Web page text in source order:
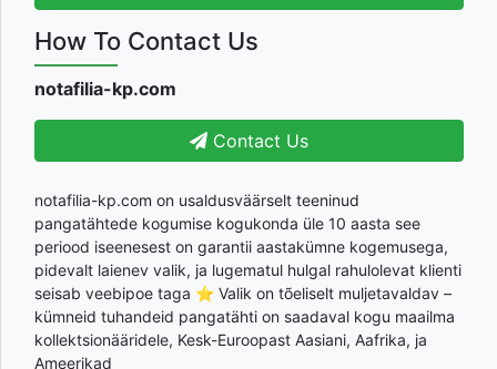
How To Contact Us
notafilia-kp.com
Contact Us
notafilia-kp.com on usaldusväärselt teeninud
pangatähtede kogumise kogukonda üle 10 aasta see
periood iseenesest on garantii aastakümne kogemusega,
pidevalt laienev valik, ja lugematul hulgal rahulolevat klienti
seisab veebipoe taga ⭐ Valik on tõeliselt muljetavaldav –
kümneid tuhandeid pangatähti on saadaval kogu maailma
kollektsionääridele, Kesk-Euroopast Aasiani, Aafrika, ja
Ameerikad